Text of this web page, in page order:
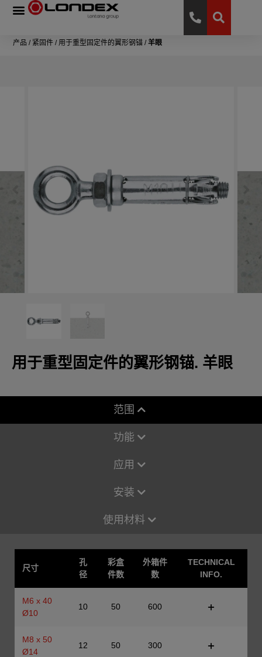
产品 / 紧固件 / 用于重型固定件的翼形钢锚 /羊眼
用于重型固定件的翼形钢锚. 羊眼
范围
功能
应用
安装
使用材料
尺寸
孔
径
彩盒
件数
外箱件
数
TECHNICAL
INFO.
M6 x 40
Ø10
10 50 600
M8 x 50
Ø14
12 50 300